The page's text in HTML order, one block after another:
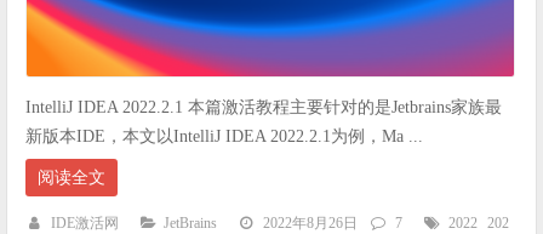
IntelliJ IDEA 2022.2.1 本篇激活教程主要针对的是Jetbrains家族最
新版本IDE，本文以IntelliJ IDEA 2022.2.1为例，Ma ...
阅读全文
IDE激活网 JetBrains 2022年8月26日 7 2022
202